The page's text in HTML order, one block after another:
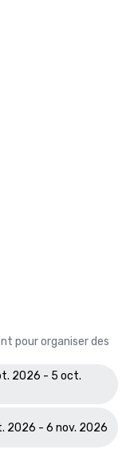
pour organiser des
2026 - 5 oct.
2026 - 6 nov. 2026